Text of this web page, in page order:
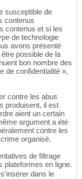
susceptible de
contenus
contenus et si les
de technologie
avons présenté
possible de la
bon nombre des
de confidentialité »,
contre les abus
produisent, il est
aient un certain
argument a été
contre les
organisé.
de filtrage
plateformes en ligne.
dans le